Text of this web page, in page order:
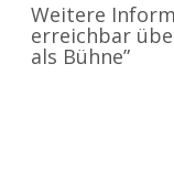
Weitere
erreichbar
als Bühne”